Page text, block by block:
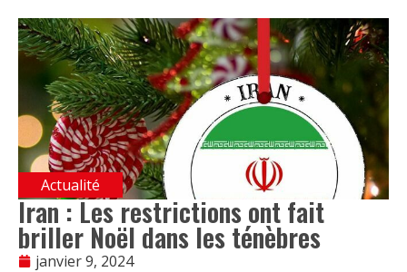
Actualité
Iran : Les restrictions ont fait
briller Noël dans les ténèbres
janvier 9, 2024